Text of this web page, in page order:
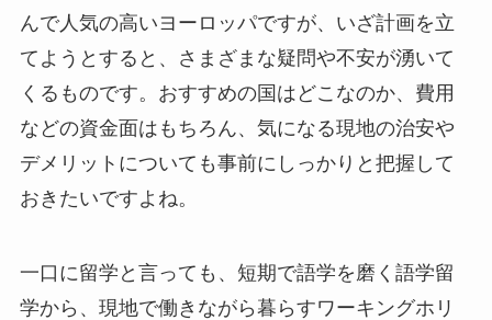
んで人気の高いヨーロッパですが、いざ計画を立
てようとすると、さまざまな疑問や不安が湧いて
くるものです。おすすめの国はどこなのか、費用
などの資金面はもちろん、気になる現地の治安や
デメリットについても事前にしっかりと把握して
おきたいですよね。
一口に留学と言っても、短期で語学を磨く語学留
学から、現地で働きながら暮らすワーキングホリ